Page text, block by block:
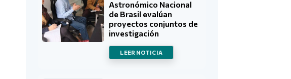
Astronómico Nacional
de Brasil evalúan
proyectos conjuntos de
investigación
LEER NOTICIA